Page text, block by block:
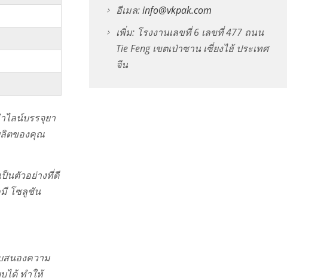
ไลน์บรรจุยา
ลิตของคุณ
นตัวอย่างที่ดี
มี โซลูชัน
สนองความ
ได้ ทำให้
อีเมล:info@vkpak.com
เพิ่ม: โรงงานเลขที่ 6 เลขที่ 477 ถนน
Tie Feng เขตเป่าซาน เซี่ยงไฮ้ ประเทศ
จีน